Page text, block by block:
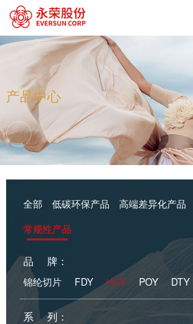
产品中心
全部 低碳环保产品 高端差异化产品
常规性产品
品 牌：
锦纶切片 FDY HOY POY DTY
系 列：